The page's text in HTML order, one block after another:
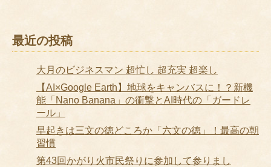
最近の投稿
大月のビジネスマン 超忙し 超充実 超楽し
【AI×Google Earth】地球をキャンバスに！？新機
能「Nano Banana」の衝撃とAI時代の「ガードレ
ール」
早起きは三文の徳どころか「六文の徳」！最高の朝
習慣
第43回かがり火市民祭りに参加して参りまし